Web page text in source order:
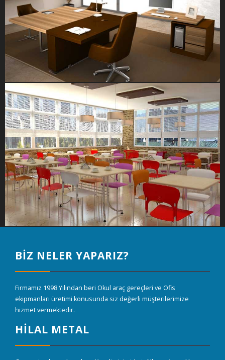
BİZ NELER YAPARIZ?
Firmamız 1998 Yılından beri Okul araç gereçleri ve Ofis
ekipmanları üretimi konusunda siz değerli müşterilerimize
hizmet vermektedir.
HİLAL METAL